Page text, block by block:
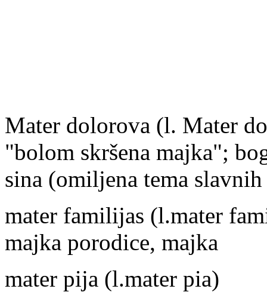
Mater dolorova (l. Mater
"bolom skršena majka";
sina (omiljena tema
mater familijas (l.mater
majka porodice, majka
mater pija (l.mater pia)